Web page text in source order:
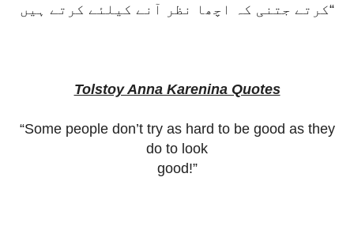
کرتے جتنی کہ اچھا نظر آنے کیلئے کرتے ہیں“
Tolstoy Anna Karenina Quotes
“Some people don’t try as hard to be good as they
do to look
good!”